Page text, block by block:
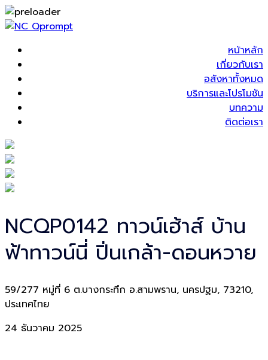
หน้าหลัก
เกี่ยวกับเรา
อสังหาทั้งหมด
บริการและโปรโมชัน
บทความ
ติดต่อเรา
NCQP0142 ทาวน์เฮ้าส์ บ้าน
ฟ้าทาวน์นี่ ปิ่นเกล้า-ดอนหวาย
59/277 หมู่ที่ 6 ต.บางกระทึก อ.สามพราน, นครปฐม, 73210,
ประเทศไทย
24 ธันวาคม 2025